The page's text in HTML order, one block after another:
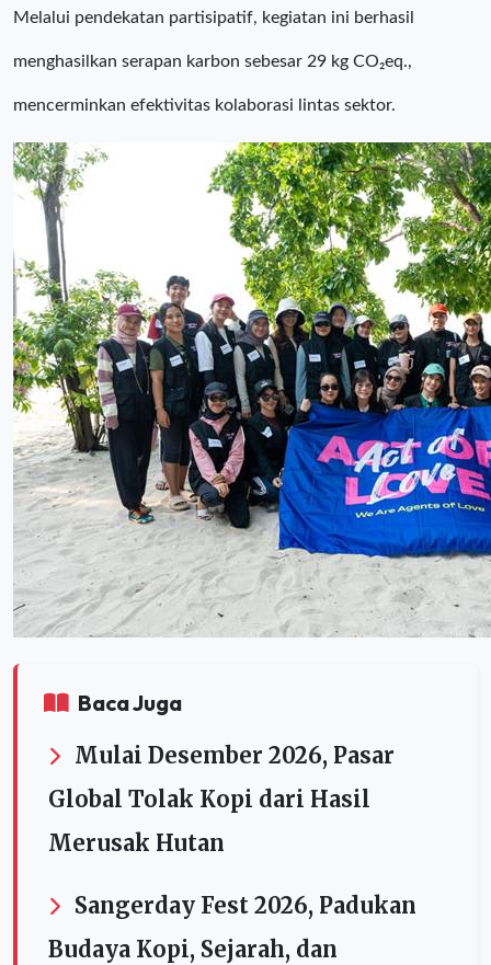
Melalui pendekatan partisipatif, kegiatan ini berhasil
menghasilkan serapan karbon sebesar 29 kg CO₂eq.,
mencerminkan efektivitas kolaborasi lintas sektor.
Baca Juga
Mulai Desember 2026, Pasar
Global Tolak Kopi dari Hasil
Merusak Hutan
Sangerday Fest 2026, Padukan
Budaya Kopi, Sejarah, dan